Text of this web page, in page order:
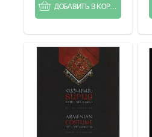
ДОБАВИТЬ В КОРЗИНУ